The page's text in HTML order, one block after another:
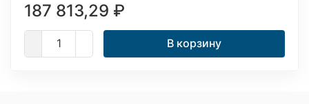
187 813,29 ₽
В корзину